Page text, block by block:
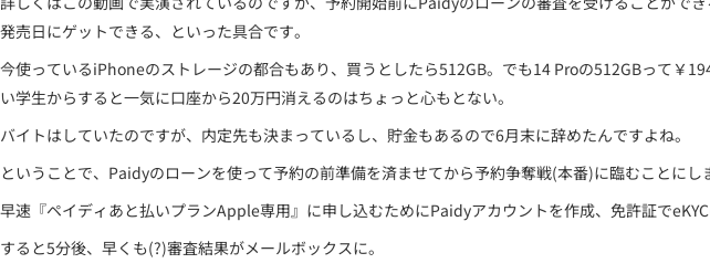
発売日にゲットできる、といった具合です。
今使っているiPhoneのストレージの都合もあり、買うとしたら512GB。でも14 Proの512GBって
い学生からすると一気に口座から20万円消えるのはちょっと心もとない。
バイトはしていたのですが、内定先も決まっているし、貯金もあるので6月末に辞めたんですよね。
ということで、Paidyのローンを使って予約の前準備を済ませてから予約争奪戦(本番)に臨むことに
早速『ペイディあと払いプランApple専用』に申し込むためにPaidyアカウントを作成、免許証で
すると5分後、早くも(?)審査結果がメールボックスに。